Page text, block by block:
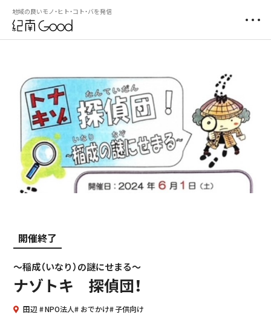
地域の良いモノ・ヒト・コト・バを発信
開催終了
～稲成（いなり）の謎にせまる～
ナゾトキ 探偵団！
田辺 NPO法人 おでかけ 子供向け